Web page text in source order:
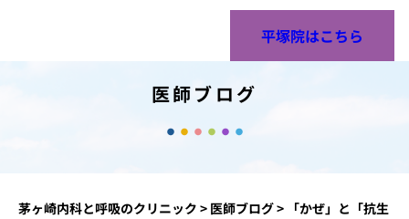
平塚院はこちら
医師ブログ
茅ヶ崎内科と呼吸のクリニック > 医師ブログ> 「かぜ」と「抗生